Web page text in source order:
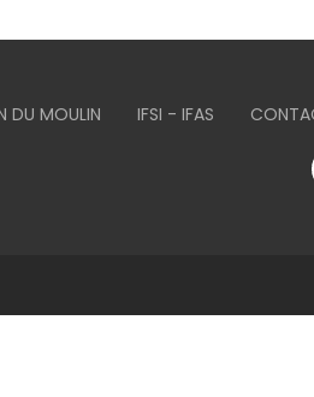
DU MOULIN IFSI - IFAS